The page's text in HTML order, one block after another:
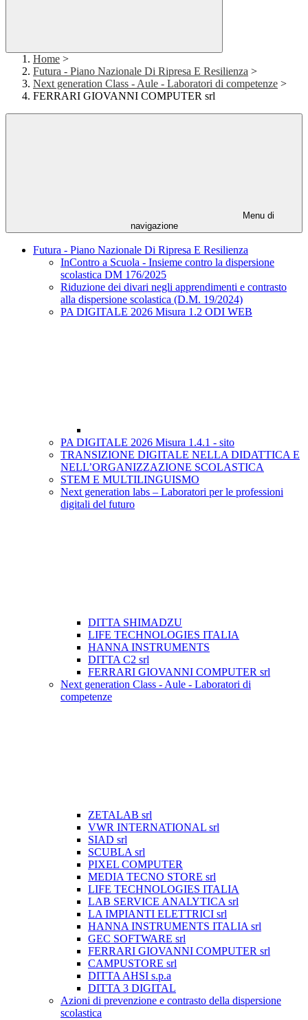
Home >
Futura - Piano Nazionale Di Ripresa E Resilienza >
Next generation Class - Aule - Laboratori di competenze >
FERRARI GIOVANNI COMPUTER srl
Menu di
navigazione
Futura - Piano Nazionale Di Ripresa E Resilienza
InContro a Scuola - Insieme contro la dispersione
scolastica DM 176/2025
Riduzione dei divari negli apprendimenti e contrasto
alla dispersione scolastica (D.M. 19/2024)
PA DIGITALE 2026 Misura 1.2 ODI WEB
PA DIGITALE 2026 Misura 1.4.1 - sito
TRANSIZIONE DIGITALE NELLA DIDATTICA E
NELL’ORGANIZZAZIONE SCOLASTICA
STEM E MULTILINGUISMO
Next generation labs – Laboratori per le professioni
digitali del futuro
DITTA SHIMADZU
LIFE TECHNOLOGIES ITALIA
HANNA INSTRUMENTS
DITTA C2 srl
FERRARI GIOVANNI COMPUTER srl
Next generation Class - Aule - Laboratori di
competenze
ZETALAB srl
VWR INTERNATIONAL srl
SIAD srl
SCUBLA srl
PIXEL COMPUTER
MEDIA TECNO STORE srl
LIFE TECHNOLOGIES ITALIA
LAB SERVICE ANALYTICA srl
LA IMPIANTI ELETTRICI srl
HANNA INSTRUMENTS ITALIA srl
GEC SOFTWARE srl
FERRARI GIOVANNI COMPUTER srl
CAMPUSTORE srl
DITTA AHSI s.p.a
DITTA 3 DIGITAL
Azioni di prevenzione e contrasto della dispersione
scolastica